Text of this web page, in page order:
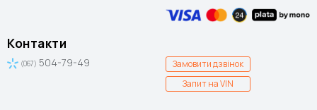
Контакти
(067) 504-79-49
Замовити дзвінок
Запит на VIN